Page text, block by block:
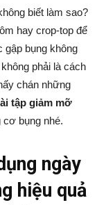
biết làm sao?
hay crop-top để
gập bụng không
phải là cách
chán những
tập giảm mỡ
bụng nhé.
ngày
hiệu quả